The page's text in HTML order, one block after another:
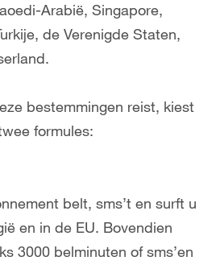
Arabië, Singapore,
de Verenigde Staten,
bestemmingen reist, kiest
formules:
belt, sms’t en surft u
en in de EU. Bovendien
3000 belminuten of sms’en